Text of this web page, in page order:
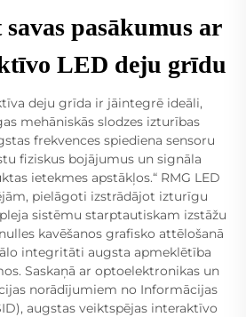
pasākumus ar
LED deju grīdu
deju grīda ir jāintegrē ideāli,
mehāniskās slodzes izturības
frekvences spiediena sensoru
fiziskus bojājumus un signāla
ietekmes apstākļos.“ RMG LED
pielāgoti izstrādājot izturīgu
sistēmu starptautiskam izstāžu
kavēšanos grafisko attēlošanā
integritāti augsta apmeklētība
Saskaņā ar optoelektronikas un
norādījumiem no Informācijas
augstas veiktspējas interaktīvo